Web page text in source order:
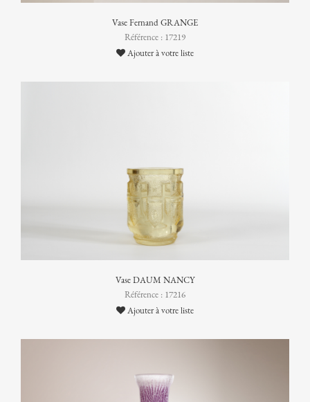
Vase Fernand GRANGE
Référence : 17219
Ajouter à votre liste
Vase DAUM NANCY
Référence : 17216
Ajouter à votre liste